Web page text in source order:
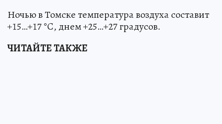
Ночью в Томске температура воздуха составит
+15…+17 °C, днем +25…+27 градусов.
ЧИТАЙТЕ ТАКЖЕ